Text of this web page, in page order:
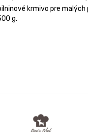
krmivo pre malých
g.